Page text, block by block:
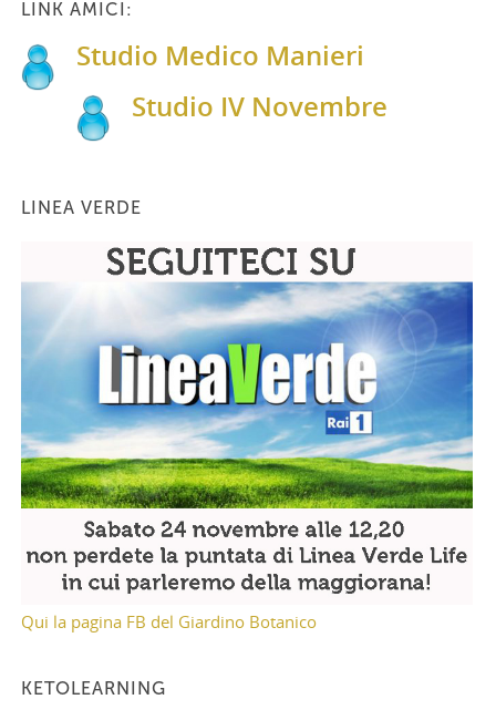
LINK AMICI:
Studio Medico Manieri
Studio IV Novembre
LINEA VERDE
Qui la pagina FB del Giardino Botanico
KETOLEARNING